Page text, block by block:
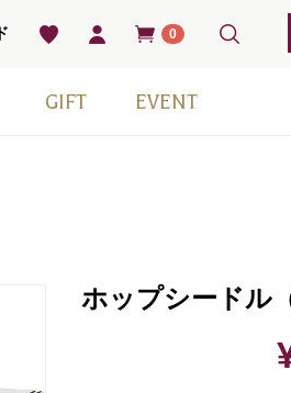
0
GIFT EVENT
ホップシードル